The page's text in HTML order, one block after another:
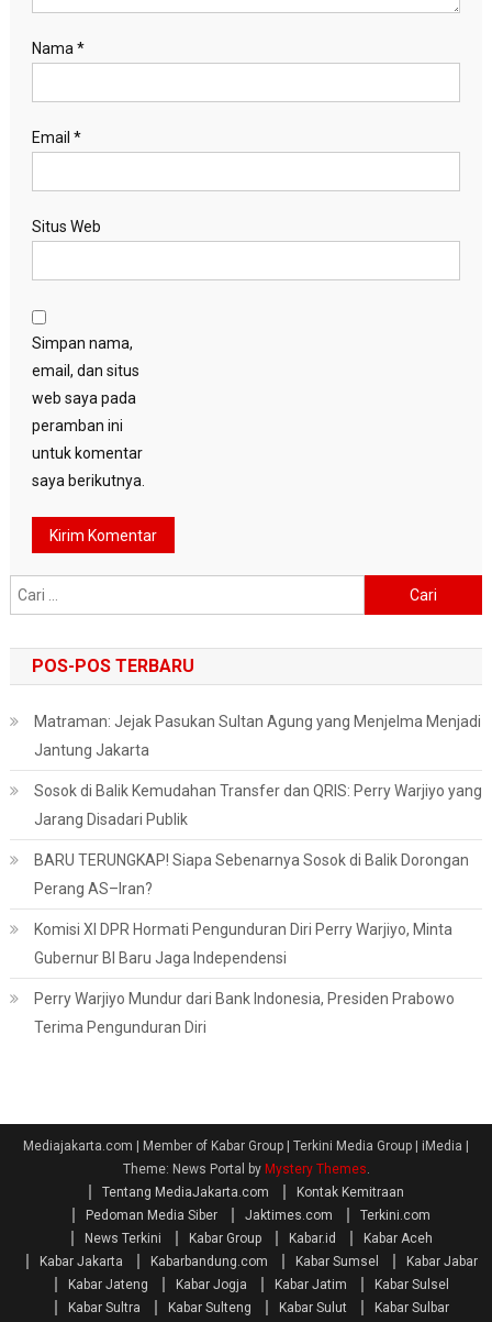
Nama*
Email *
Situs Web
Simpan nama,
email, dan situs
web saya pada
peramban ini
untuk komentar
saya berikutnya.
untuk:
POS-POS TERBARU
Matraman: Jejak Pasukan Sultan Agung yang Menjelma Menjadi
Jantung Jakarta
Sosok di Balik Kemudahan Transfer dan QRIS: Perry Warjiyo yang
Jarang Disadari Publik
BARU TERUNGKAP! Siapa Sebenarnya Sosok di Balik Dorongan
Perang AS–Iran?
Komisi XI DPR Hormati Pengunduran Diri Perry Warjiyo, Minta
Gubernur BI Baru Jaga Independensi
Perry Warjiyo Mundur dari Bank Indonesia, Presiden Prabowo
Terima Pengunduran Diri
Mediajakarta.com | Member of Kabar Group | Terkini Media Group | iMedia
Theme: News Portal by Mystery Themes.
Tentang MediaJakarta.com
Kontak Kemitraan
Pedoman Media Siber
Jaktimes.com
Terkini.com
News Terkini
Kabar Group Kabar.id
Kabar Aceh
Kabar Jakarta
Kabarbandung.com Kabar Sumsel
Kabar Jabar
Kabar Jateng
Kabar Jogja Kabar Jatim
Kabar Sulsel
Kabar Sultra
Kabar Sulteng Kabar Sulut Kabar Sulbar